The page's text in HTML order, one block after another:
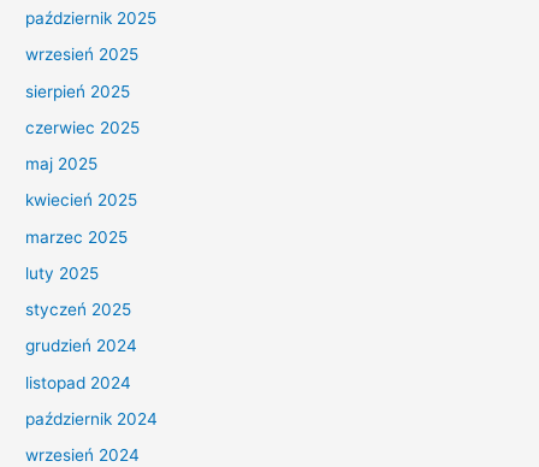
październik 2025
wrzesień 2025
sierpień 2025
czerwiec 2025
maj 2025
kwiecień 2025
marzec 2025
luty 2025
styczeń 2025
grudzień 2024
listopad 2024
październik 2024
wrzesień 2024